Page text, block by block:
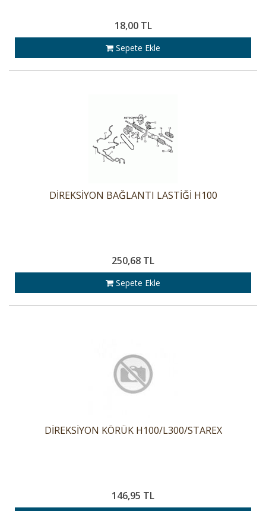
18,00 TL
Sepete Ekle
DİREKSİYON BAĞLANTI LASTİĞİ H100
250,68 TL
Sepete Ekle
DİREKSİYON KÖRÜK H100/L300/STAREX
146,95 TL